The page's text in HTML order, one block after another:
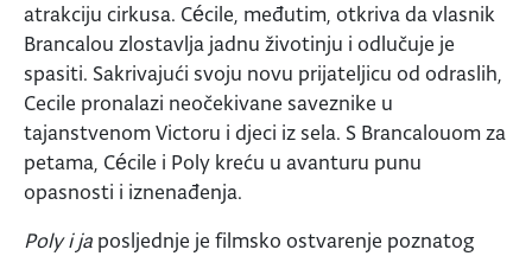
atrakciju cirkusa. Cécile, međutim, otkriva da vlasnik
Brancalou zlostavlja jadnu životinju i odlučuje je
spasiti. Sakrivajući svoju novu prijateljicu od odraslih,
Cecile pronalazi neočekivane saveznike u
tajanstvenom Victoru i djeci iz sela. S Brancalouom za
petama, Cécile i Poly kreću u avanturu punu
opasnosti i iznenađenja.
Poly i ja posljednje je filmsko ostvarenje poznatog